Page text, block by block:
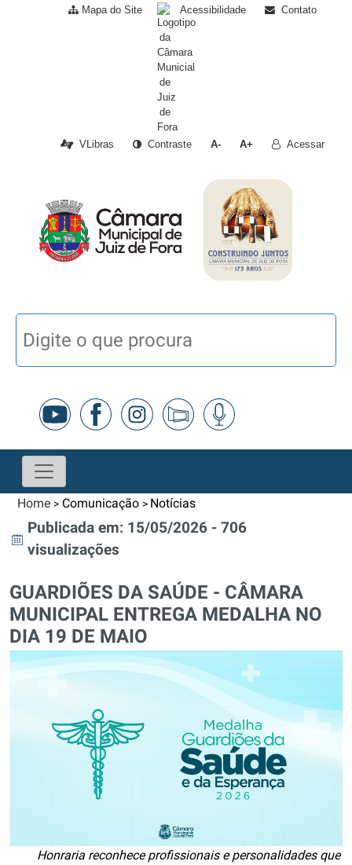
Mapa do Site Acessibilidade Contato
VLibras Contraste A- A+ Acessar
Home > Comunicação > Notícias
Publicada em: 15/05/2026 - 706
visualizações
GUARDIÕES DA SAÚDE - CÂMARA
MUNICIPAL ENTREGA MEDALHA NO
DIA 19 DE MAIO
Honraria reconhece profissionais e personalidades que